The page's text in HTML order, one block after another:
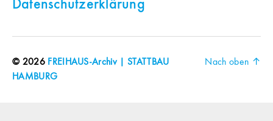
Datenschutzerklärung
© 2026 FREIHAUS-Archiv | STATTBAU
HAMBURG
Nach oben ↑